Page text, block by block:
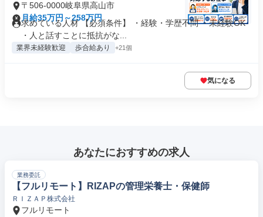
〒506-0000岐阜県高山市
月給35万円～258万円
求めている人材 【必須条件】 ・経験・学歴不問 ・未経験OK
・人と話すことに抵抗がな...
業界未経験歓迎 歩合給あり +21個
気になる
あなたにおすすめの求人
業務委託
【フルリモート】RIZAPの管理栄養士・保健師
ＲＩＺＡＰ株式会社
フルリモート